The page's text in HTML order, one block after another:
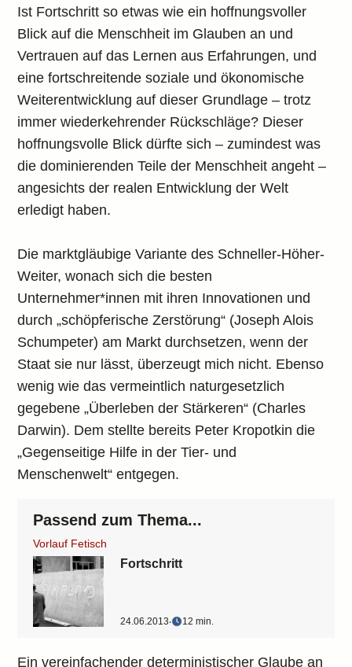
Ist Fortschritt so etwas wie ein hoffnungsvoller
Blick auf die Menschheit im Glauben an und
Vertrauen auf das Lernen aus Erfahrungen, und
eine fortschreitende soziale und ökonomische
Weiterentwicklung auf dieser Grundlage – trotz
immer wiederkehrender Rückschläge? Dieser
hoffnungsvolle Blick dürfte sich – zumindest was
die dominierenden Teile der Menschheit angeht –
angesichts der realen Entwicklung der Welt
erledigt haben.
Die marktgläubige Variante des Schneller-Höher-
Weiter, wonach sich die besten
Unternehmer*innen mit ihren Innovationen und
durch „schöpferische Zerstörung“ (Joseph Alois
Schumpeter) am Markt durchsetzen, wenn der
Staat sie nur lässt, überzeugt mich nicht. Ebenso
wenig wie das vermeintlich naturgesetzlich
gegebene „Überleben der Stärkeren“ (Charles
Darwin). Dem stellte bereits Peter Kropotkin die
„Gegenseitige Hilfe in der Tier- und
Menschenwelt“ entgegen.
Passend zum Thema...
Vorlauf Fetisch
Fortschritt
24.06.2013‧ 12 min.
Ein vereinfachender deterministischer Glaube an